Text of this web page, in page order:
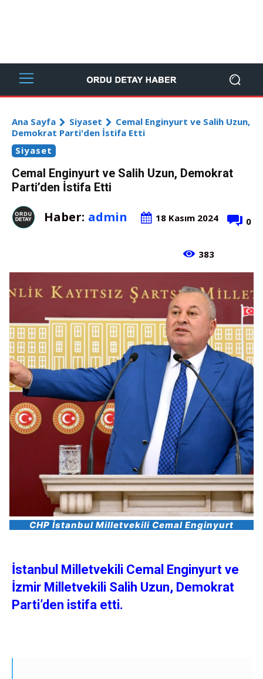
Ana Sayfa Siyaset
Cemal Enginyurt ve Salih Uzun,
Demokrat Parti'den İstifa Etti
Siyaset
Cemal Enginyurt ve Salih Uzun, Demokrat
Parti’den İstifa Etti
Haber: admin 18 Kasım 2024 0
383
CHP İstanbul Milletvekili Cemal Enginyurt
İstanbul Milletvekili Cemal Enginyurt ve
İzmir Milletvekili Salih Uzun, Demokrat
Parti’den istifa etti.